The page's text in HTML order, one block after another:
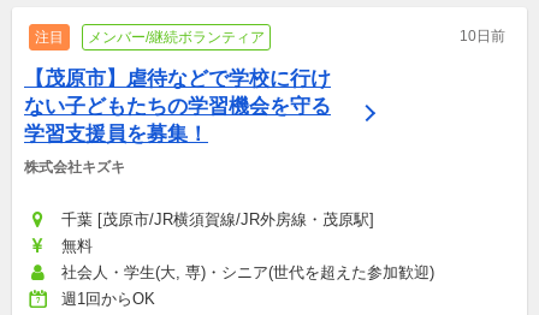
注目 メンバー/継続ボランティア 10日前
【茂原市】虐待などで学校に行け
ない子どもたちの学習機会を守る
学習支援員を募集！
株式会社キズキ
千葉 [茂原市/JR横須賀線/JR外房線・茂原駅]
無料
社会人・学生(大, 専)・シニア(世代を超えた参加歓迎)
週1回からOK